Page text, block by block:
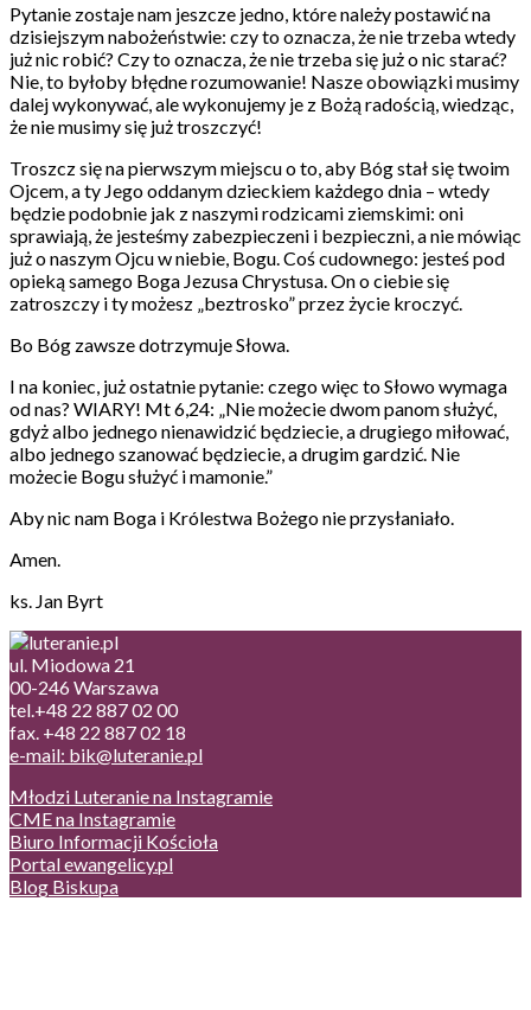
Pytanie zostaje nam jeszcze jedno, które należy postawić na
dzisiejszym nabożeństwie: czy to oznacza, że nie trzeba wtedy
już nic robić? Czy to oznacza, że nie trzeba się już o nic starać?
Nie, to byłoby błędne rozumowanie! Nasze obowiązki musimy
dalej wykonywać, ale wykonujemy je z Bożą radością, wiedząc,
że nie musimy się już troszczyć!
Troszcz się na pierwszym miejscu o to, aby Bóg stał się twoim
Ojcem, a ty Jego oddanym dzieckiem każdego dnia – wtedy
będzie podobnie jak z naszymi rodzicami ziemskimi: oni
sprawiają, że jesteśmy zabezpieczeni i bezpieczni, a nie mówiąc
już o naszym Ojcu w niebie, Bogu. Coś cudownego: jesteś pod
opieką samego Boga Jezusa Chrystusa. On o ciebie się
zatroszczy i ty możesz „beztrosko” przez życie kroczyć.
Bo Bóg zawsze dotrzymuje Słowa.
I na koniec, już ostatnie pytanie: czego więc to Słowo wymaga
od nas? WIARY! Mt 6,24: „Nie możecie dwom panom służyć,
gdyż albo jednego nienawidzić będziecie, a drugiego miłować,
albo jednego szanować będziecie, a drugim gardzić. Nie
możecie Bogu służyć i mamonie.”
Aby nic nam Boga i Królestwa Bożego nie przysłaniało.
Amen.
ks. Jan Byrt
ul. Miodowa 21
00-246 Warszawa
tel.+48 22 887 02 00
fax. +48 22 887 02 18
e-mail: bik@luteranie.pl
Młodzi Luteranie na Instagramie
CME na Instagramie
Biuro Informacji Kościoła
Portal ewangelicy.pl
Blog Biskupa